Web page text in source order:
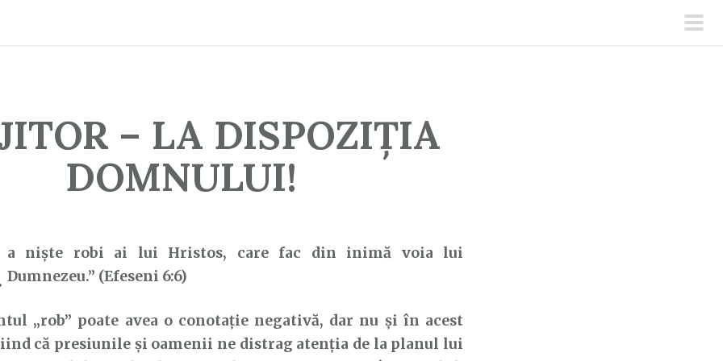
– LA DISPOZIȚIA
DOMNULUI!
a nişte robi ai lui Hristos, care fac din inimă voia lui
Dumnezeu.” (Efeseni 6:6)
„rob” poate avea o conotație negativă, dar nu și în acest
că presiunile și oamenii ne distrag atenția de la planul lui